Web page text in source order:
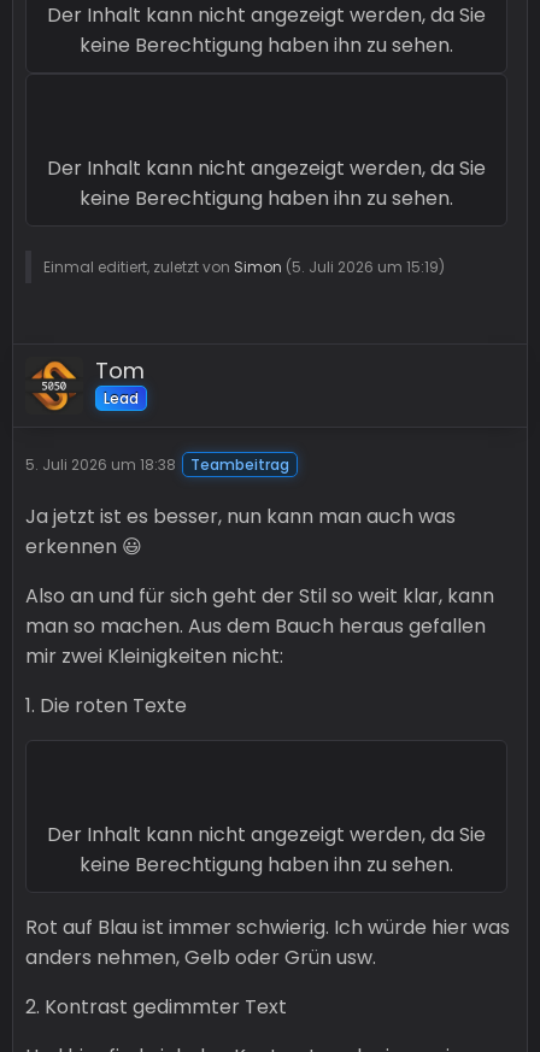
Der Inhalt kann nicht angezeigt werden, da Sie
keine Berechtigung haben ihn zu sehen.
Der Inhalt kann nicht angezeigt werden, da Sie
keine Berechtigung haben ihn zu sehen.
Einmal editiert, zuletzt von Simon (5. Juli 2026 um 15:19)
Tom
Lead
5. Juli 2026 um 18:38 Teambeitrag
Ja jetzt ist es besser, nun kann man auch was
erkennen 😃
Also an und für sich geht der Stil so weit klar, kann
man so machen. Aus dem Bauch heraus gefallen
mir zwei Kleinigkeiten nicht:
1. Die roten Texte
Der Inhalt kann nicht angezeigt werden, da Sie
keine Berechtigung haben ihn zu sehen.
Rot auf Blau ist immer schwierig. Ich würde hier was
anders nehmen, Gelb oder Grün usw.
2. Kontrast gedimmter Text